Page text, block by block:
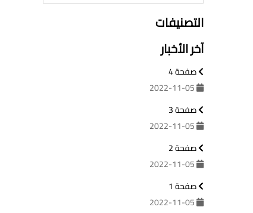
التصنيفات
آخر الأخبار
صفحة 4
صفحة 3
صفحة 2
صفحة 1